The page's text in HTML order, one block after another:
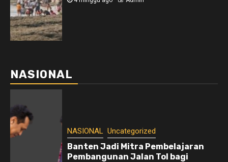
NASIONAL
NASIONAL Uncategorized
Banten Jadi Mitra Pembelajaran
Pembangunan Jalan Tol bagi